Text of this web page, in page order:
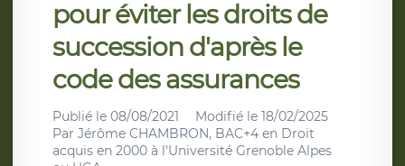
pour éviter les droits de
succession d'après le
code des assurances
Publié le 08/08/2021 Modifié le 18/02/2025
Par Jérôme CHAMBRON, BAC+4 en Droit
acquis en 2000 à l'Université Grenoble Alpes